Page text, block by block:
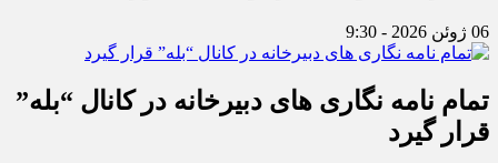
06 ژوئن 2026 - 9:30
تمام نامه نگاری های دبیرخانه در کانال “بله”
قرار گیرد